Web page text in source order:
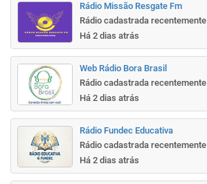
Rádio Missão Resgate Fm
Rádio cadastrada recentemente
Há 2 dias atrás
Web Rádio Bora Brasil
Rádio cadastrada recentemente
Há 2 dias atrás
Rádio Fundec Educativa
Rádio cadastrada recentemente
Há 2 dias atrás